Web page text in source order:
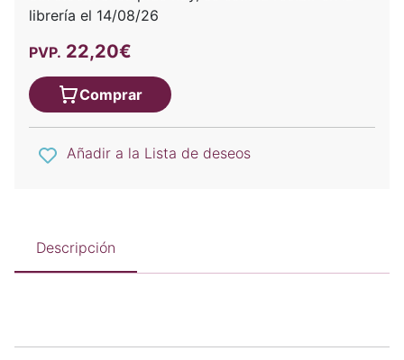
librería el 14/08/26
PVP. 22,20€
Comprar
Añadir a la Lista de deseos
Descripción